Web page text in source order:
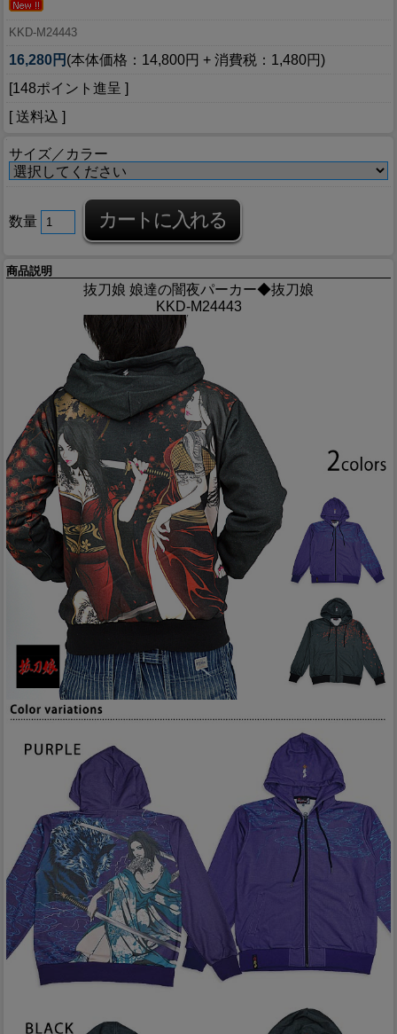
KKD-M24443
16,280円 (本体価格：14,800円 + 消費税：1,480円)
[148ポイント進呈 ]
[ 送料込 ]
サイズ／カラー
数量
商品説明
抜刀娘 娘達の闇夜パーカー◆抜刀娘
KKD-M24443